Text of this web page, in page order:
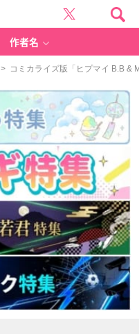
作者名
> コミカライズ版「ヒプマイ B.B &